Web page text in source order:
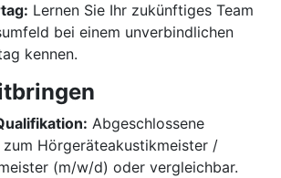
Lernen Sie Ihr zukünftiges Team
bei einem unverbindlichen
kennen.
Abgeschlossene
Hörgeräteakustikmeister /
(m/w/d) oder vergleichbar.